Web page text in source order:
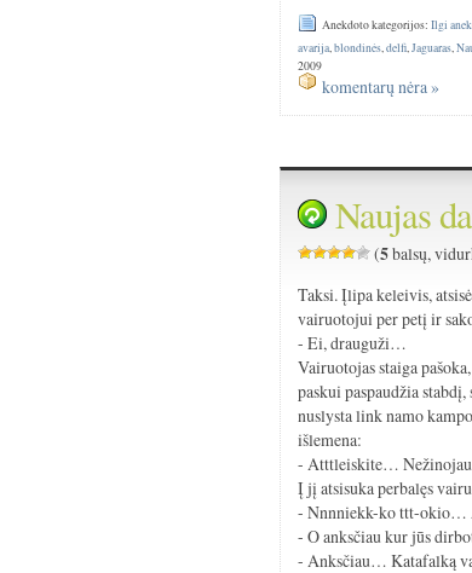
Anekdoto kategorijos:Ilgi
avarija ,blondinės ,delfi Jaguaras ,
2009
komentarų nėra »
Naujas
(5balsų,
Taksi. Įlipa keleivis,
vairuotojui per petį ir
- Ei, drauguži…
Vairuotojas staiga
paskui paspaudžia
nuslysta link namo
išlemena:
- Atttleiskite…
Į jį atsisuka perbalęs
- Nnnniekk-ko ttt-okio…
- O anksčiau kur jūs
- Anksčiau… Katafalką